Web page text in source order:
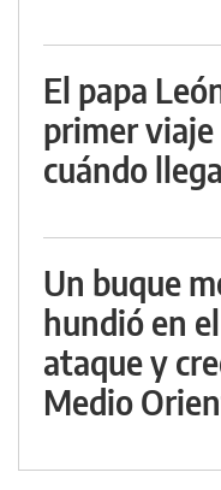
El papa
primer
cuándo
Un buque
hundió en
ataque y
Medio